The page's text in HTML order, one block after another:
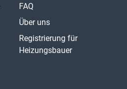
FAQ
Über uns
Registrierung für
Heizungsbauer